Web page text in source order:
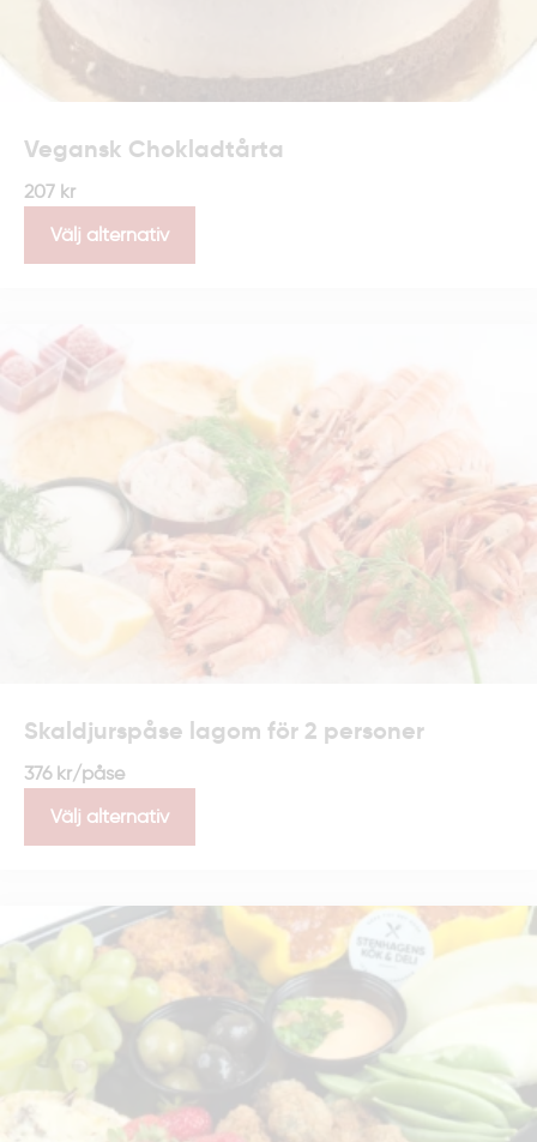
Vegansk Chokladtårta
207 kr
Välj alternativ
Skaldjurspåse lagom för 2 personer
376 kr/påse
Välj alternativ